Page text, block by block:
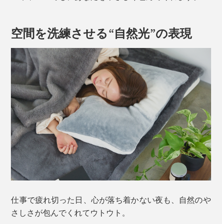
空間を洗練させる“自然光”の表現
仕事で疲れ切った日、心が落ち着かない夜も、自然のや
さしさが包んでくれてウトウト。